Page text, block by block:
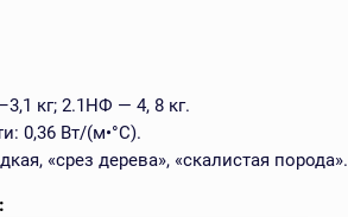
кг; 2.1НФ — 4, 8 кг.
0,36 Вт/(м•°C).
«срез дерева», «скалистая порода».